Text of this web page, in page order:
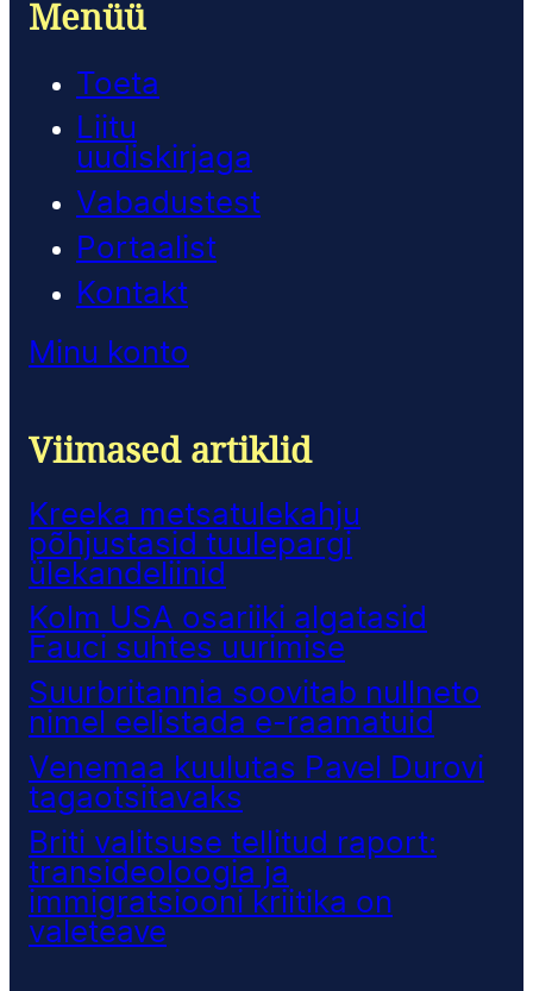
Menüü
Toeta
Liitu
uudiskirjaga
Vabadustest
Portaalist
Kontakt
Minu konto
Viimased artiklid
Kreeka metsatulekahju
põhjustasid tuulepargi
ülekandeliinid
Kolm USA osariiki algatasid
Fauci suhtes uurimise
Suurbritannia soovitab nullneto
nimel eelistada e-raamatuid
Venemaa kuulutas Pavel Durovi
tagaotsitavaks
Briti valitsuse tellitud raport:
transideoloogia ja
immigratsiooni kriitika on
valeteave